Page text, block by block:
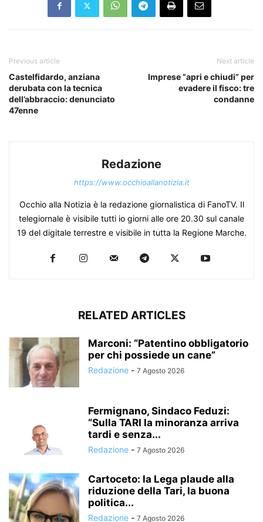
Previous article
Castelfidardo, anziana
derubata con la tecnica
dell’abbraccio: denunciato
47enne
Next article
Imprese “apri e chiudi” per
evadere il fisco: tre
condanne
Redazione
https://www.occhioallanotizia.it
Occhio alla Notizia è la redazione giornalistica di FanoTV. Il
telegiornale è visibile tutti io giorni alle ore 20.30 sul canale
19 del digitale terrestre e visibile in tutta la Regione Marche.
RELATED ARTICLES
Marconi: “Patentino obbligatorio
per chi possiede un cane”
Redazione - 7 Agosto 2026
Fermignano, Sindaco Feduzi:
“Sulla TARI la minoranza arriva
tardi e senza...
Redazione - 7 Agosto 2026
Cartoceto: la Lega plaude alla
riduzione della Tari, la buona
politica...
Redazione - 7 Agosto 2026